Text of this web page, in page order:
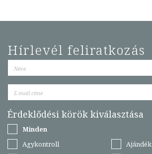
Hírlevél feliratkozás
Érdeklődési körök kiválasztása
Minden
Agykontroll
Ajándék